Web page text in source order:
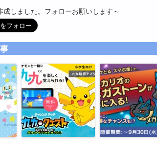
しました。フォローお願いします～